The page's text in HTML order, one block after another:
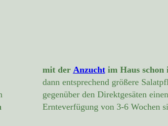
mit der Anzucht im Haus
dann entsprechend größere
gegenüber den Direktgesäten
Ernteverfügung von 3-6 Wochen